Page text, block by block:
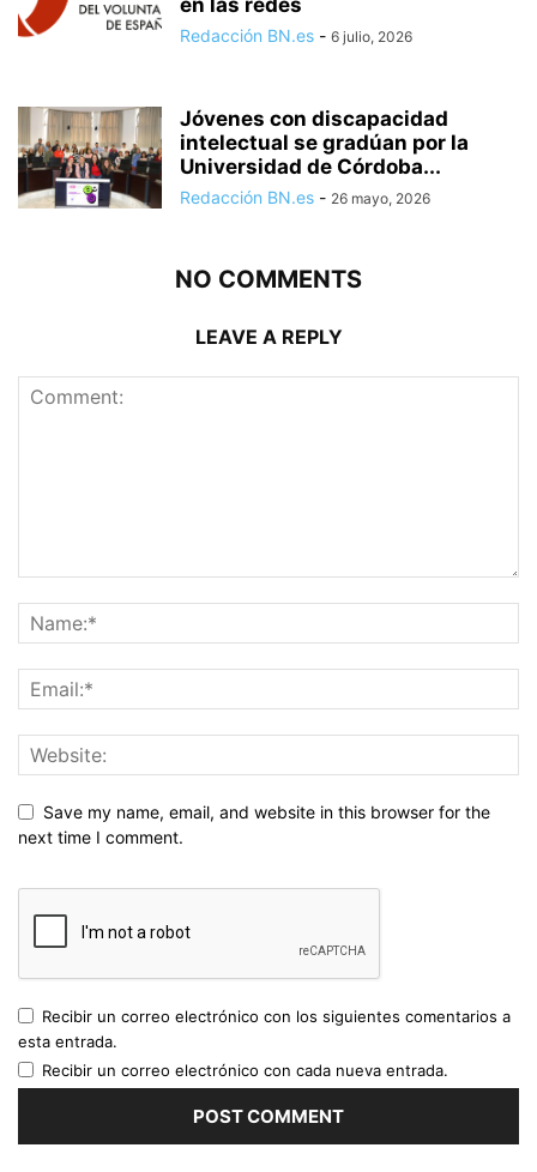
en las redes
Redacción BN.es - 6 julio, 2026
Jóvenes con discapacidad
intelectual se gradúan por la
Universidad de Córdoba...
Redacción BN.es - 26 mayo, 2026
NO COMMENTS
LEAVE A REPLY
Save my name, email, and website in this browser for the
next time I comment.
Recibir un correo electrónico con los siguientes comentarios a
esta entrada.
Recibir un correo electrónico con cada nueva entrada.